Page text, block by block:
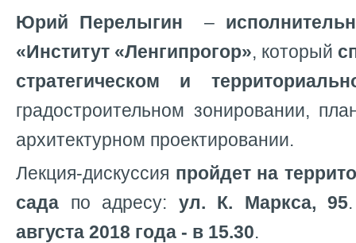
Юрий Перелыгин –
«Институт «Ленгипрогор», который
стратегическом и
градостроительном зонировании,
архитектурном проектировании.
Лекция-дискуссия пройдет на
сада по адресу: ул. К. Маркса, 95
августа 2018 года - в 15.30.